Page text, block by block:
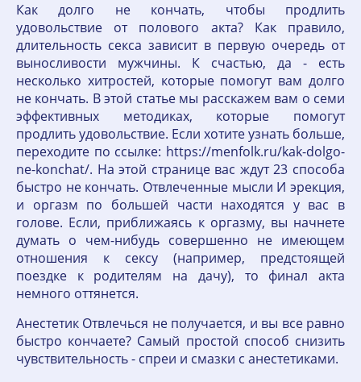
Как долго не кончать, чтобы продлить
удовольствие от полового акта? Как правило,
длительность секса зависит в первую очередь от
выносливости мужчины. К счастью, да - есть
несколько хитростей, которые помогут вам долго
не кончать. В этой статье мы расскажем вам о семи
эффективных методиках, которые помогут
продлить удовольствие. Если хотите узнать больше,
переходите по ссылке: https://menfolk.ru/kak-dolgo-
ne-konchat/. На этой странице вас ждут 23 способа
быстро не кончать. Отвлеченные мысли И эрекция,
и оргазм по большей части находятся у вас в
голове. Если, приближаясь к оргазму, вы начнете
думать о чем-нибудь совершенно не имеющем
отношения к сексу (например, предстоящей
поездке к родителям на дачу), то финал акта
немного оттянется.
Анестетик Отвлечься не получается, и вы все равно
быстро кончаете? Самый простой способ снизить
чувствительность - спреи и смазки с анестетиками.